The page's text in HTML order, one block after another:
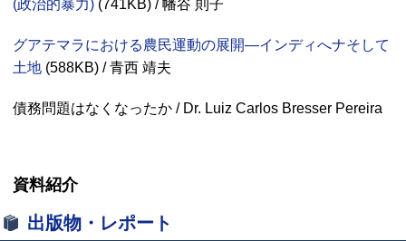
(政治的暴力) (741KB) / 幡谷 則子
グアテマラにおける農民運動の展開—インディへナそして
土地 (588KB) / 青西 靖夫
債務問題はなくなったか / Dr. Luiz Carlos Bresser Pereira
資料紹介
出版物・レポート